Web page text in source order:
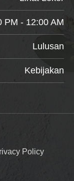
PM - 12:00 AM
Lulusan
Kebijakan
Policy